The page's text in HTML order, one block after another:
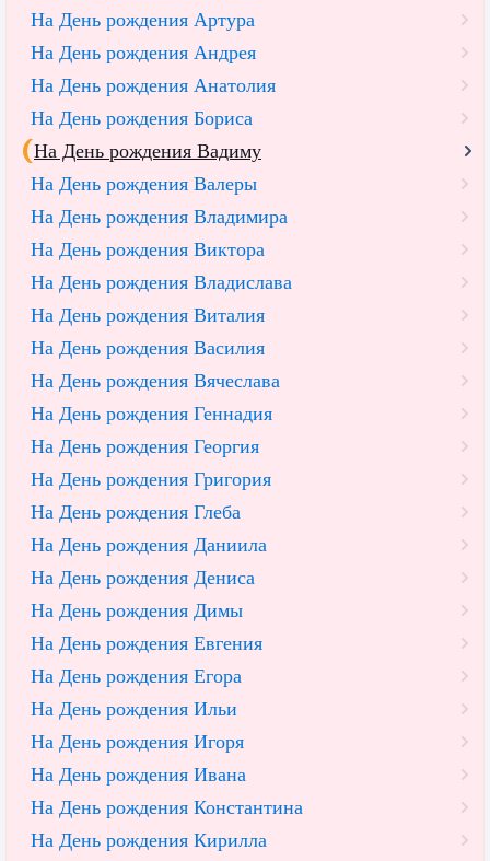
На День рождения Артура
На День рождения Андрея
На День рождения Анатолия
На День рождения Бориса
На День рождения Вадиму
На День рождения Валеры
На День рождения Владимира
На День рождения Виктора
На День рождения Владислава
На День рождения Виталия
На День рождения Василия
На День рождения Вячеслава
На День рождения Геннадия
На День рождения Георгия
На День рождения Григория
На День рождения Глеба
На День рождения Даниила
На День рождения Дениса
На День рождения Димы
На День рождения Евгения
На День рождения Егора
На День рождения Ильи
На День рождения Игоря
На День рождения Ивана
На День рождения Константина
На День рождения Кирилла